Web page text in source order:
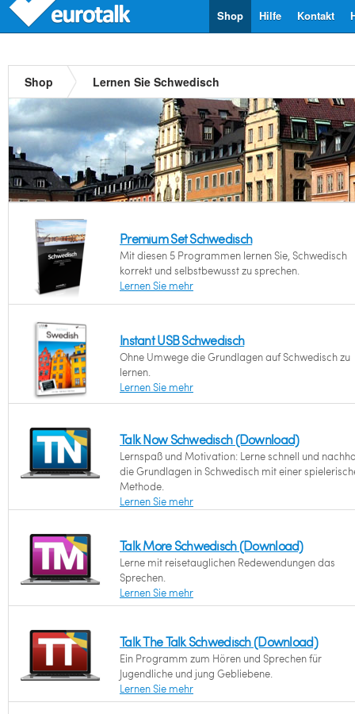
Kontakt
Hilfe
Shop
Shop Lernen Sie Schwedisch
Premium Set Schwedisch
Mit diesen 5 Programmen lernen Sie, Schwedisch
korrekt und selbstbewusst zu sprechen.
Lernen Sie mehr
Instant USB Schwedisch
Ohne Umwege die Grundlagen auf Schwedisch zu
lernen.
Lernen Sie mehr
Talk Now Schwedisch (Download)
Lernspaß und Motivation: Lerne schnell und
die Grundlagen in Schwedisch mit einer
Methode.
Lernen Sie mehr
Talk More Schwedisch (Download)
Lerne mit reisetauglichen Redewendungen das
Sprechen.
Lernen Sie mehr
Talk The Talk Schwedisch (Download)
Ein Programm zum Hören und Sprechen für
Jugendliche und jung Gebliebene.
Lernen Sie mehr